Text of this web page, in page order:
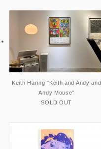
Keith Haring "Keith and Andy and
Andy Mouse"
SOLD OUT